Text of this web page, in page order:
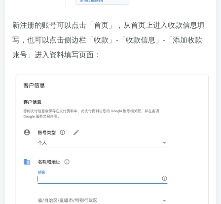
新注册的账号可以点击「首页」，从首页上进入收款信息填
写，也可以点击侧边栏「收款」-「收款信息」-「添加收款
账号」进入资料填写页面：